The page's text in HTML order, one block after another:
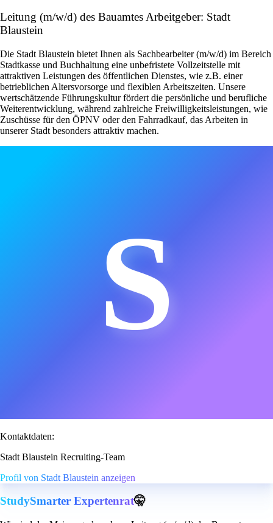
Leitung (m/w/d) des Bauamtes Arbeitgeber: Stadt
Blaustein
Die Stadt Blaustein bietet Ihnen als Sachbearbeiter (m/w/d) im Bereich
Stadtkasse und Buchhaltung eine unbefristete Vollzeitstelle mit
attraktiven Leistungen des öffentlichen Dienstes, wie z.B. einer
betrieblichen Altersvorsorge und flexiblen Arbeitszeiten. Unsere
wertschätzende Führungskultur fördert die persönliche und berufliche
Weiterentwicklung, während zahlreiche Freiwilligkeitsleistungen, wie
Zuschüsse für den ÖPNV oder den Fahrradkauf, das Arbeiten in
unserer Stadt besonders attraktiv machen.
S
Kontaktdaten:
Stadt Blaustein Recruiting-Team
Profil von Stadt Blaustein anzeigen
StudySmarter Expertenrat🤫